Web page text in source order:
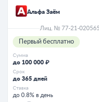
Альфа Заём
Лиц. № 77-21-020565
Первый бесплатно
Сумма
до 100 000 ₽
Срок
до 365 дней
Ставка
до 0.8% в день